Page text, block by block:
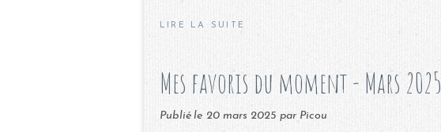
LIRE LA SUITE
Mes favoris du moment - Mars 2025
Publié le 20 mars 2025 par Picou